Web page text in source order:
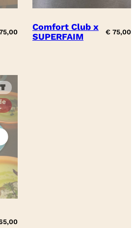
Comfort Club x
SUPERFAIM
€ 75,00